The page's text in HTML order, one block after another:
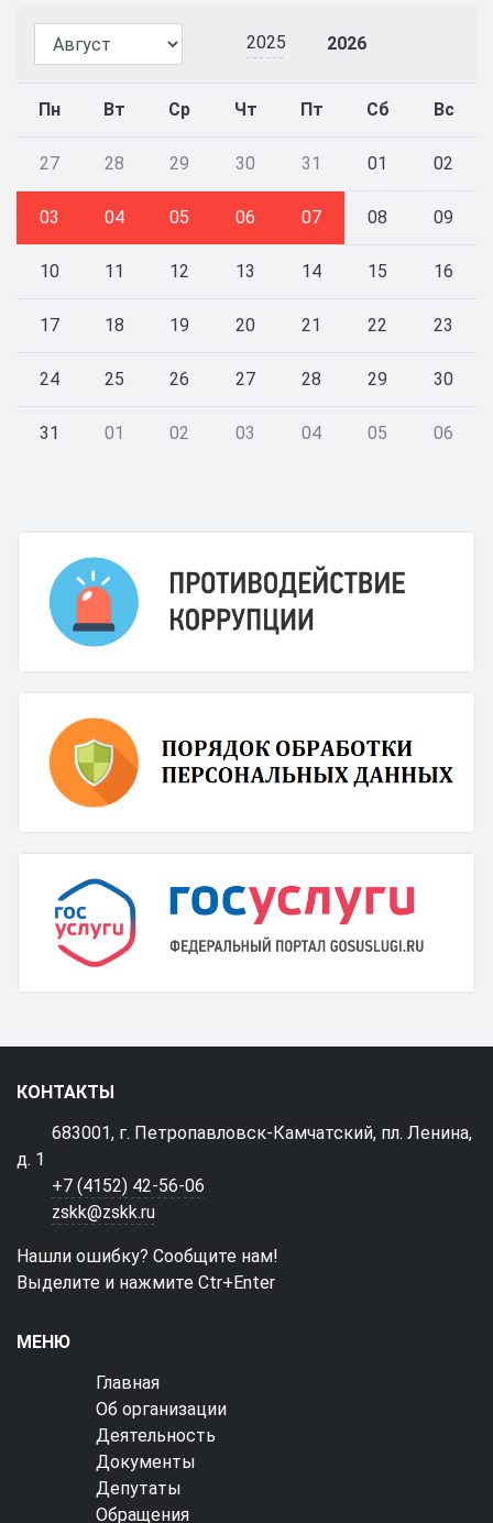
2025 2026
Пн Вт Ср Чт Пт Сб Вс
27 28 29 30 31 01 02
03 04 05 06 07 08 09
10 11 12 13 14 15 16
17 18 19 20 21 22 23
24 25 26 27 28 29 30
31 01 02 03 04 05 06
КОНТАКТЫ
683001, г. Петропавловск-Камчатский, пл. Ленина,
д. 1
+7 (4152) 42-56-06
zskk@zskk.ru
Нашли ошибку? Сообщите нам!
Выделите и нажмите Ctr+Enter
МЕНЮ
Главная
Об организации
Деятельность
Документы
Депутаты
Обращения